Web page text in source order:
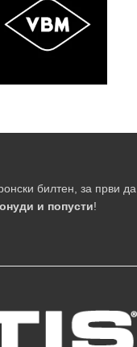
билтен, за први да
и попусти!